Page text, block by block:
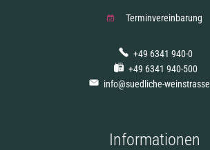
Terminvereinbarung
+49 6341 940-0
+49 6341 940-500
info@suedliche-
Informationen